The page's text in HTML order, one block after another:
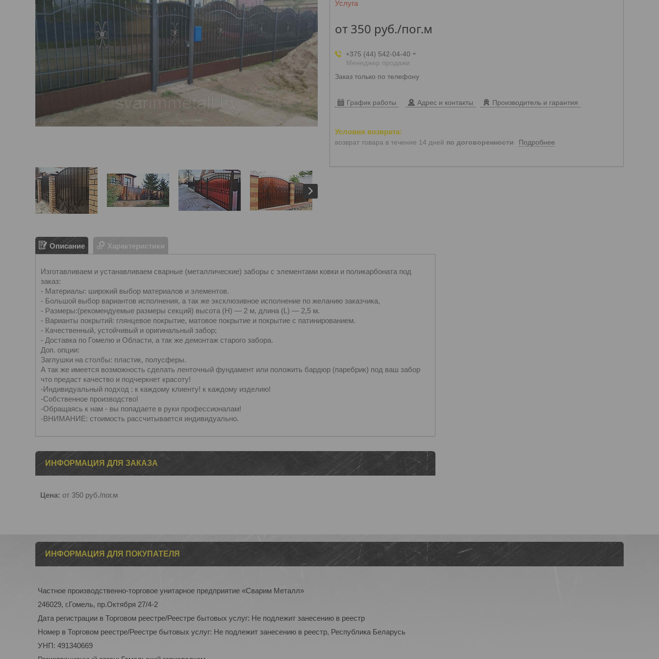
Услуга
от 350 руб./пог.м
+375 (44) 542-04-40
Менеджер продажи
Заказ только по телефону
График работы Адрес и контакты Производитель и гарантия
возврат товара в течение 14 дней по договоренности Подробнее
Описание Характеристики
Изготавливаем и устанавливаем сварные (металлические) заборы с элементами ковки и поликарбоната под
заказ:
- Материалы: широкий выбор материалов и элементов.
- Большой выбор вариантов исполнения, а так же эксклюзивное исполнение по желанию заказчика,
- Размеры:(рекомендуемые размеры секций) высота (H) — 2 м, длина (L) — 2,5 м.
- Варианты покрытий: глянцевое покрытие, матовое покрытие и покрытие с патинированием.
- Качественный, устойчивый и оригинальный забор;
- Доставка по Гомелю и Области, а так же демонтаж старого забора.
Доп. опции:
Заглушки на столбы: пластик, полусферы.
А так же имеется возможность сделать ленточный фундамент или положить бардюр (паребрик) под ваш забор
что предаст качество и подчеркнет красоту!
-Индивидуальный подход : к каждому клиенту! к каждому изделию!
-Собственное производство!
-Обращаясь к нам - вы попадаете в руки профессионалам!
-ВНИМАНИЕ: стоимость рассчитывается индивидуально.
ИНФОРМАЦИЯ ДЛЯ ЗАКАЗА
Цена: от 350 руб./пог.м
ИНФОРМАЦИЯ ДЛЯ ПОКУПАТЕЛЯ
Частное производственно-торговое унитарное предприятие «Сварим Металл»
246029, г.Гомель, пр.Октября 27/4-2
Дата регистрации в Торговом реестре/Реестре бытовых услуг: Не подлежит занесению в реестр
Номер в Торговом реестре/Реестре бытовых услуг: Не подлежит занесению в реестр, Республика Беларусь
УНП: 491340669